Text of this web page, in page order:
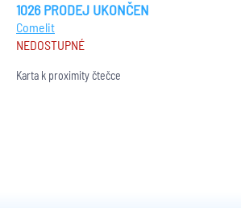
1026 PRODEJ UKONČEN
Comelit
NEDOSTUPNÉ
Karta k proximity čtečce